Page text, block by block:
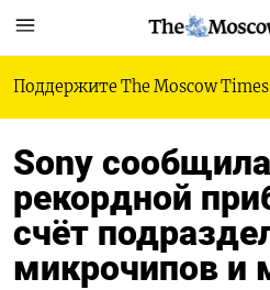
Поддержите The Moscow Times
Sony
рекордной
счёт
микрочипов и